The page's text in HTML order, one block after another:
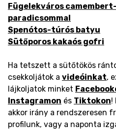
Fügelekváros
paradicsommal
Spenótos-túrós batyu
Sütőporos kakaós gofri
Ha tetszett a sütőtökös
csekkoljátok a videóinkat,
lájkoljatok minket
Instagramon és Tiktokon!
akkor irány a rendszeresen
profilunk, vagy a naponta